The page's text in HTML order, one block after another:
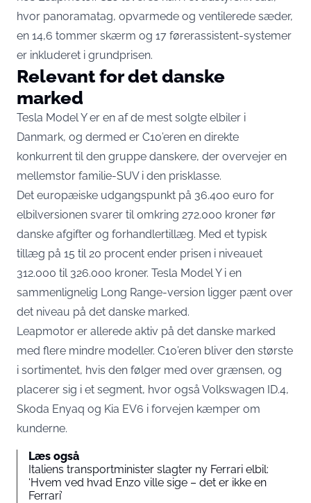
hvor panoramatag, opvarmede og ventilerede sæder,
en 14,6 tommer skærm og 17 førerassistent-systemer
er inkluderet i grundprisen.
Relevant for det danske
marked
Tesla Model Y er en af de mest solgte elbiler i
Danmark, og dermed er C10’eren en direkte
konkurrent til den gruppe danskere, der overvejer en
mellemstor familie-SUV i den prisklasse.
Det europæiske udgangspunkt på 36.400 euro for
elbilversionen svarer til omkring 272.000 kroner før
danske afgifter og forhandlertillæg. Med et typisk
tillæg på 15 til 20 procent ender prisen i niveauet
312.000 til 326.000 kroner. Tesla Model Y i en
sammenlignelig Long Range-version ligger pænt over
det niveau på det danske marked.
Leapmotor er allerede aktiv på det danske marked
med flere mindre modeller. C10’eren bliver den største
i sortimentet, hvis den følger med over grænsen, og
placerer sig i et segment, hvor også Volkswagen ID.4,
Skoda Enyaq og Kia EV6 i forvejen kæmper om
kunderne.
Læs også
Italiens transportminister slagter ny Ferrari elbil:
‘Hvem ved hvad Enzo ville sige – det er ikke en
Ferrari’